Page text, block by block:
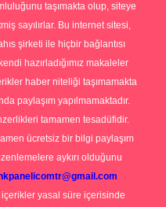
taşımakta olup, siteye
sayılırlar. Bu internet sitesi,
şirketi ile hiçbir bağlantısı
hazırladığımız makaleler
haber niteliği taşımamakta
paylaşım yapılmamaktadır.
tamamen tesadüfidir.
ücretsiz bir bilgi paylaşım
aykırı olduğunu
yasal süre içerisinde